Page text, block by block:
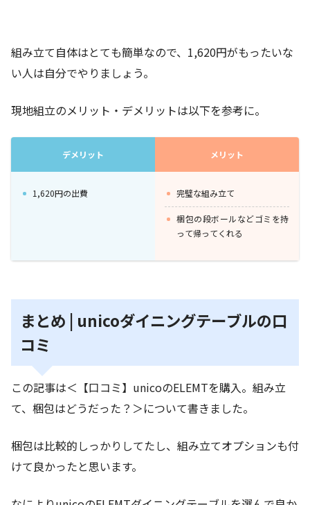
組み立て自体はとても簡単なので、1,620円がもったいな
い人は自分でやりましょう。
現地組立のメリット・デメリットは以下を参考に。
デメリット
1,620円の出費
メリット
完璧な組み立て
梱包の段ボールなどゴミを持
って帰ってくれる
まとめ | unicoダイニングテーブルの口
コミ
この記事は＜【口コミ】unicoのELEMTを購入。組み立
て、梱包はどうだった？＞について書きました。
梱包は比較的しっかりしてたし、組み立てオプションも付
けて良かったと思います。